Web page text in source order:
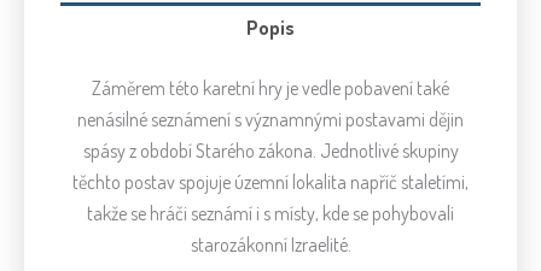
Popis
Záměrem této karetní hry je vedle pobavení také
nenásilné seznámení s významnými postavami dějin
spásy z období Starého zákona. Jednotlivé skupiny
těchto postav spojuje územní lokalita napříč staletími,
takže se hráči seznámí i s místy, kde se pohybovali
starozákonní Izraelité.